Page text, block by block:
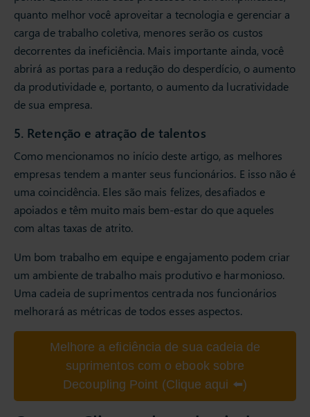
quanto melhor você aproveitar a tecnologia e gerenciar a
carga de trabalho coletiva, menores serão os custos
decorrentes da ineficiência. Mais importante ainda, você
abrirá as portas para a redução do desperdício, o aumento
da produtividade e, portanto, o aumento da lucratividade
de sua empresa.
5. Retenção e atração de talentos
Como mencionamos no início deste artigo, as melhores
empresas tendem a manter seus funcionários. E isso não é
uma coincidência. Eles são mais felizes, desafiados e
apoiados e têm muito mais bem-estar do que aqueles
com altas taxas de atrito.
Um bom trabalho em equipe e engajamento podem criar
um ambiente de trabalho mais produtivo e harmonioso.
Uma cadeia de suprimentos centrada nos funcionários
melhorará as métricas de todos esses aspectos.
Melhore a eficiência de sua cadeia de
suprimentos com o ebook sobre
Decoupling Point (Clique aqui ⬅️)